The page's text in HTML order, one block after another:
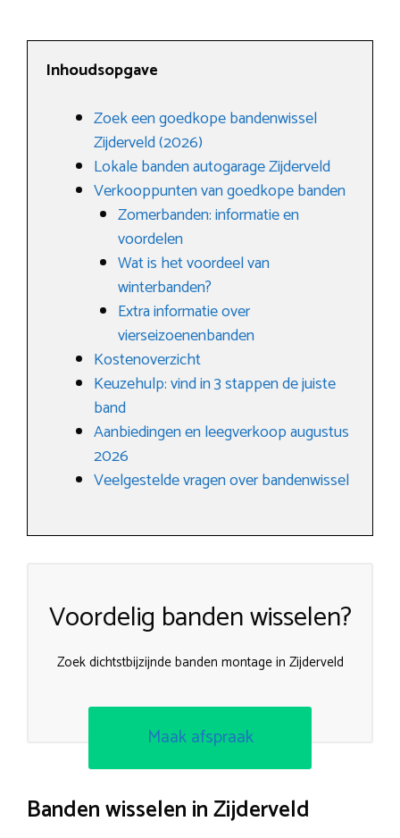
Inhoudsopgave
Zoek een goedkope bandenwissel
Zijderveld (2026)
Lokale banden autogarage Zijderveld
Verkooppunten van goedkope banden
Zomerbanden: informatie en
voordelen
Wat is het voordeel van
winterbanden?
Extra informatie over
vierseizoenenbanden
Kostenoverzicht
Keuzehulp: vind in 3 stappen de juiste
band
Aanbiedingen en leegverkoop augustus
2026
Veelgestelde vragen over bandenwissel
Voordelig banden wisselen?
Zoek dichtstbijzijnde banden montage in Zijderveld
Maak afspraak
Banden wisselen in Zijderveld